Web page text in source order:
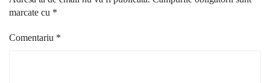
marcate cu *
Comentariu *